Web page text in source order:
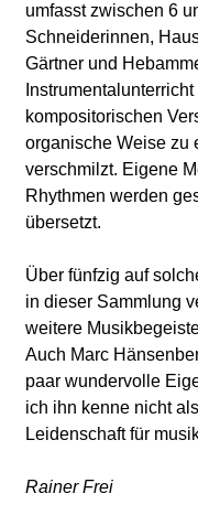
umfasst zwischen 6
Schneiderinnen,
Gärtner und
kompositorischen
organische Weise zu
verschmilzt. Eigene
Rhythmen werden
übersetzt.
Über fünfzig auf
in dieser Sammlung
weitere
Auch Marc
paar wundervolle
ich ihn kenne nicht
Leidenschaft für
Rainer Frei